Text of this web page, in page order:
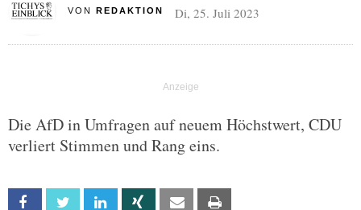
VON REDAKTION Di, 25. Juli 2023
Die AfD in Umfragen auf neuem Höchstwert, CDU
verliert Stimmen und Rang eins.
Facebook Twitter Linkedin Xing Email